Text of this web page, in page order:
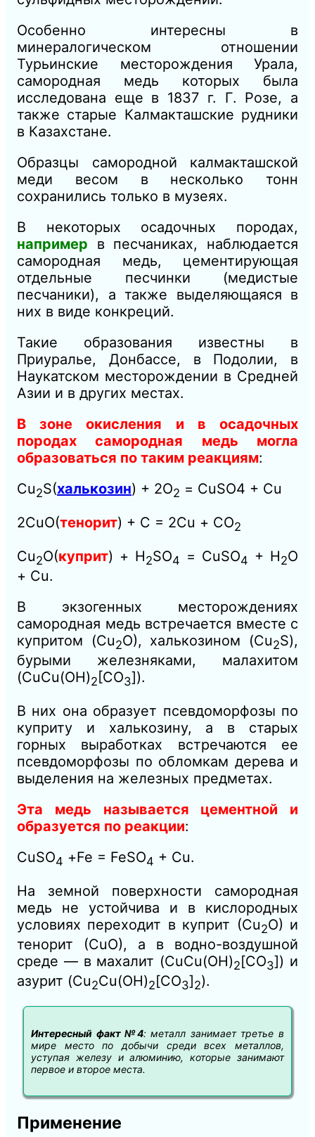
Особенно интересны в
минералогическом отношении
Турьинские месторождения Урала,
самородная медь которых была
исследована еще в 1837 г. Г. Розе, а
также старые Калмакташские рудники
в Казахстане.
Образцы самородной калмакташской
меди весом в несколько тонн
сохранились только в музеях.
В некоторых осадочных породах,
например в песчаниках, наблюдается
самородная медь, цементирующая
отдельные песчинки (медистые
песчаники), а также выделяющаяся в
них в виде конкреций.
Такие образования известны в
Приуралье, Донбассе, в Подолии, в
Наукатском месторождении в Средней
Азии и в других местах.
В зоне окисления и в осадочных
породах самородная медь могла
образоваться по таким реакциям:
Cu2S(халькозин) + 2О2 = CuSО4 + Сu
2СuО(тенорит) + С = 2Сu + СO2
Cu2О(куприт) + H2SО4 = CuSO4 + H2O
+ Cu.
В экзогенных месторождениях
самородная медь встречается вместе с
купритом (Cu2О), халькозином (Cu2S),
бурыми железняками, малахитом
(CuCu(OH)2 [CO3]).
В них она образует псевдоморфозы по
куприту и халькозину, а в старых
горных выработках встречаются ее
псевдоморфозы по обломкам дерева и
выделения на железных предметах.
Эта медь называется цементной и
образуется по реакции:
CuSО4 +Fe = FeSО4 + Сu.
На земной поверхности самородная
медь не устойчива и в кислородных
условиях переходит в куприт (Сu2О) и
тенорит (СuО), а в водно-воздушной
среде — в махалит (CuCu(OH)2[СО3]) и
азурит (Cu2Cu(OH)2[СО3]2).
Интересный факт №4: металл занимает третье в
мире место по добычи среди всех металлов,
уступая железу и алюминию, которые занимают
первое и второе места.
Применение